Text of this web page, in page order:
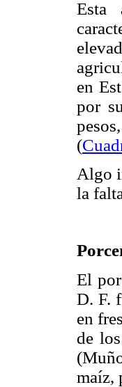
Esta
en
por
(
Algo
la
El
D. F.
en
de
maíz,